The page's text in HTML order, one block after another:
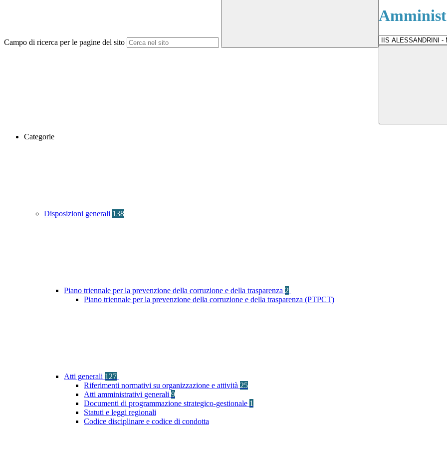
Campo di ricerca per le pagine del sito
Categorie
Disposizioni generali 138
Piano triennale per la prevenzione della corruzione e della trasparenza 2
Piano triennale per la prevenzione della corruzione e della trasparenza (PTPCT)
Atti generali 127
Riferimenti normativi su organizzazione e attività 25
Atti amministrativi generali 9
Documenti di programmazione strategico-gestionale 1
Statuti e leggi regionali
Codice disciplinare e codice di condotta